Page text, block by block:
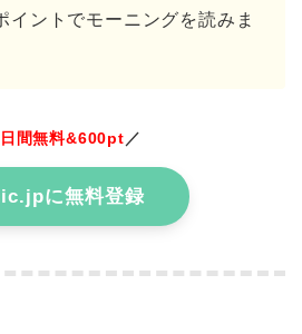
イントでモーニングを読みま
間無料&600pt ／
に無料登録